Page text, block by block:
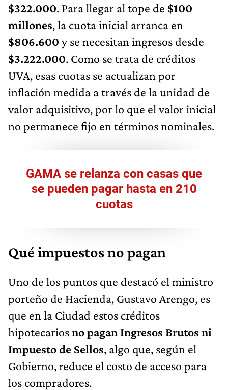
$322.000. Para llegar al tope de $100
millones, la cuota inicial arranca en
$806.600 y se necesitan ingresos desde
$3.222.000. Como se trata de créditos
UVA, esas cuotas se actualizan por
inflación medida a través de la unidad de
valor adquisitivo, por lo que el valor inicial
no permanece fijo en términos nominales.
GAMA se relanza con casas que
se pueden pagar hasta en 210
cuotas
Qué impuestos no pagan
Uno de los puntos que destacó el ministro
porteño de Hacienda, Gustavo Arengo, es
que en la Ciudad estos créditos
hipotecariosno pagan Ingresos Brutos ni
Impuesto de Sellos, algo que, según el
Gobierno, reduce el costo de acceso para
los compradores.